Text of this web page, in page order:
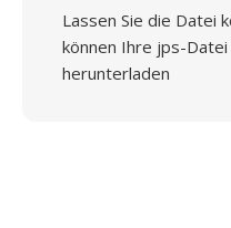
Lassen Sie die Datei
können Ihre jps-
herunterladen